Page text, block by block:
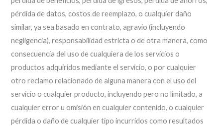
pérdida de datos, costos de reemplazo, o cualquier daño
similar, ya sea basado en contrato, agravio (incluyendo
negligencia), responsabilidad estricta o de otra manera, como
consecuencia del uso de cualquiera de los servicios o
productos adquiridos mediante el servicio, o por cualquier
otro reclamo relacionado de alguna manera con el uso del
servicio o cualquier producto, incluyendo pero no limitado, a
cualquier error u omisión en cualquier contenido, o cualquier
pérdida o daño de cualquier tipo incurridos como resultados